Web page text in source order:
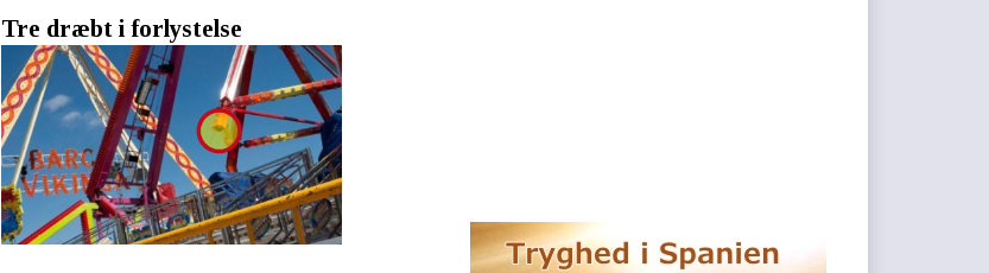
Tre dræbt i forlystelse